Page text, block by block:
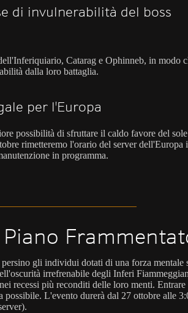
di invulnerabilità del boss
Catarag e Ophinneb, in modo
dalla loro battaglia.
per l'Europa
possibilità di sfruttare il caldo favore del
rimetteremo l'orario del server dell'Europa
in programma.
gli individui dotati di una forza mentale
irrefrenabile degli Inferi
recessi più reconditi delle loro menti. Entrare
possibile. L'evento durerà dal 27 ottobre alle